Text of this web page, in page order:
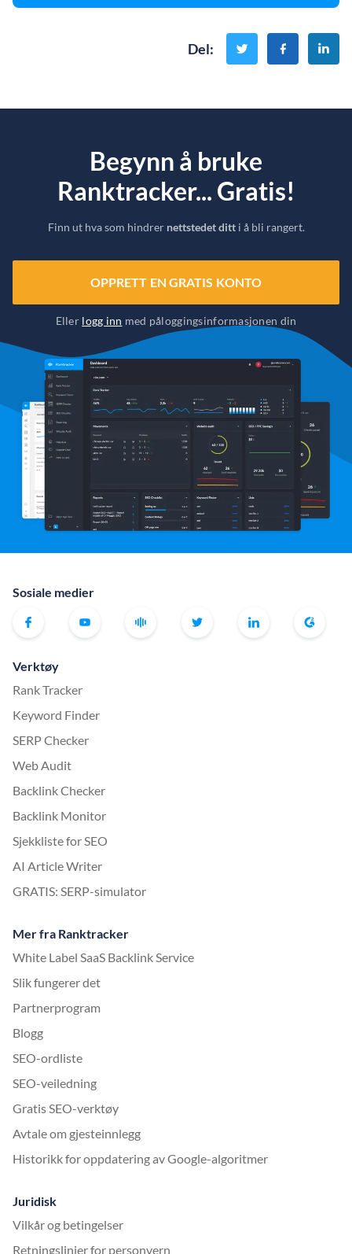
Del:
Begynn å bruke
Ranktracker... Gratis!
Finn ut hva som hindrer nettstedet ditti å bli rangert.
OPPRETT EN GRATIS KONTO
Eller logg inn med påloggingsinformasjonen din
Sosiale medier
Verktøy
Rank Tracker
Keyword Finder
SERP Checker
Web Audit
Backlink Checker
Backlink Monitor
Sjekkliste for SEO
AI Article Writer
GRATIS: SERP-simulator
Mer fra Ranktracker
White Label SaaS Backlink Service
Slik fungerer det
Partnerprogram
Blogg
SEO-ordliste
SEO-veiledning
Gratis SEO-verktøy
Avtale om gjesteinnlegg
Historikk for oppdatering av Google-algoritmer
Juridisk
Vilkår og betingelser
Retningslinjer for personvern